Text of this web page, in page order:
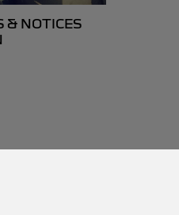
& NOTICES